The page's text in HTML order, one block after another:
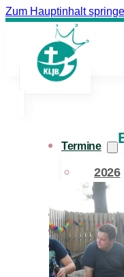
Zum Hauptinhalt
Termine
2026
Archiv
Bildergalerie
Der Verein
Downloads